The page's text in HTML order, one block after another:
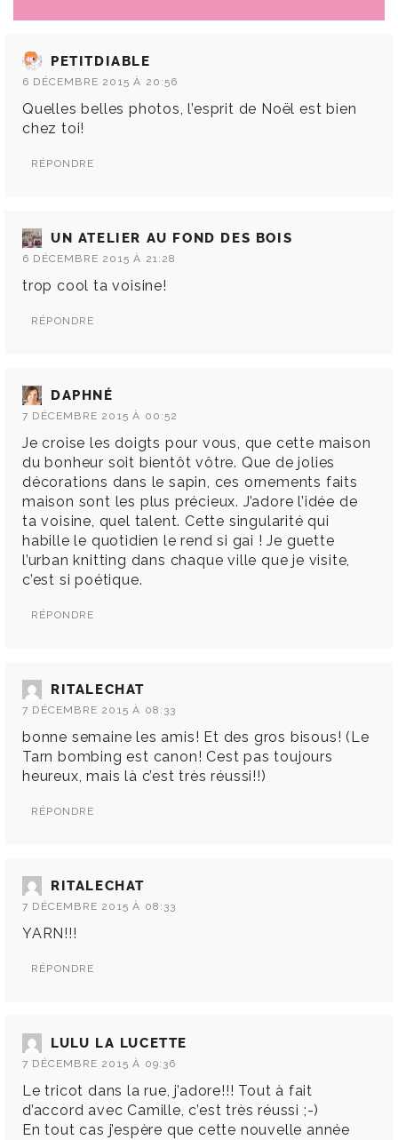
PETITDIABLE
6 DÉCEMBRE 2015 À 20:56
Quelles belles photos, l’esprit de Noël est bien
chez toi!
RÉPONDRE
UN ATELIER AU FOND DES BOIS
6 DÉCEMBRE 2015 À 21:28
trop cool ta voisine!
RÉPONDRE
DAPHNÉ
7 DÉCEMBRE 2015 À 00:52
Je croise les doigts pour vous, que cette maison
du bonheur soit bientôt vôtre. Que de jolies
décorations dans le sapin, ces ornements faits
maison sont les plus précieux. J’adore l’idée de
ta voisine, quel talent. Cette singularité qui
habille le quotidien le rend si gai ! Je guette
l’urban knitting dans chaque ville que je visite,
c’est si poétique.
RÉPONDRE
RITALECHAT
7 DÉCEMBRE 2015 À 08:33
bonne semaine les amis! Et des gros bisous! (Le
Tarn bombing est canon! Cest pas toujours
heureux, mais là c’est très réussi!!)
RÉPONDRE
RITALECHAT
7 DÉCEMBRE 2015 À 08:33
YARN!!!
RÉPONDRE
LULU LA LUCETTE
7 DÉCEMBRE 2015 À 09:36
Le tricot dans la rue, j’adore!!! Tout à fait
d’accord avec Camille, c’est très réussi ;-)
En tout cas j’espère que cette nouvelle année